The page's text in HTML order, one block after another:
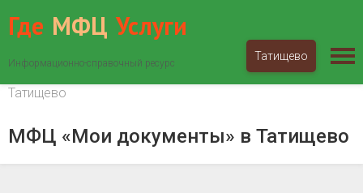
Где МФЦ Услуги
Информационно-справочный ресурс
Татищево
Саратовская область
Татищево
МФЦ «Мои документы» в Татищево